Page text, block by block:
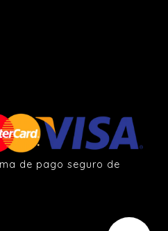
de pago seguro de